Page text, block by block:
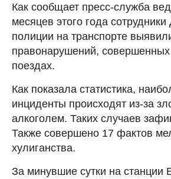
Как сообщает пресс-служба
месяцев этого года
полиции на транспорте
правонарушений, совершенных
поездах.
Как показала статистика,
инциденты происходят из-за
алкоголем. Таких случаев
Также совершено 17 фактов
хулиганства.
За минувшие сутки на станции